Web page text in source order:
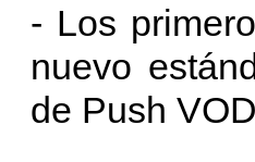
- Los
nuevo
de Push